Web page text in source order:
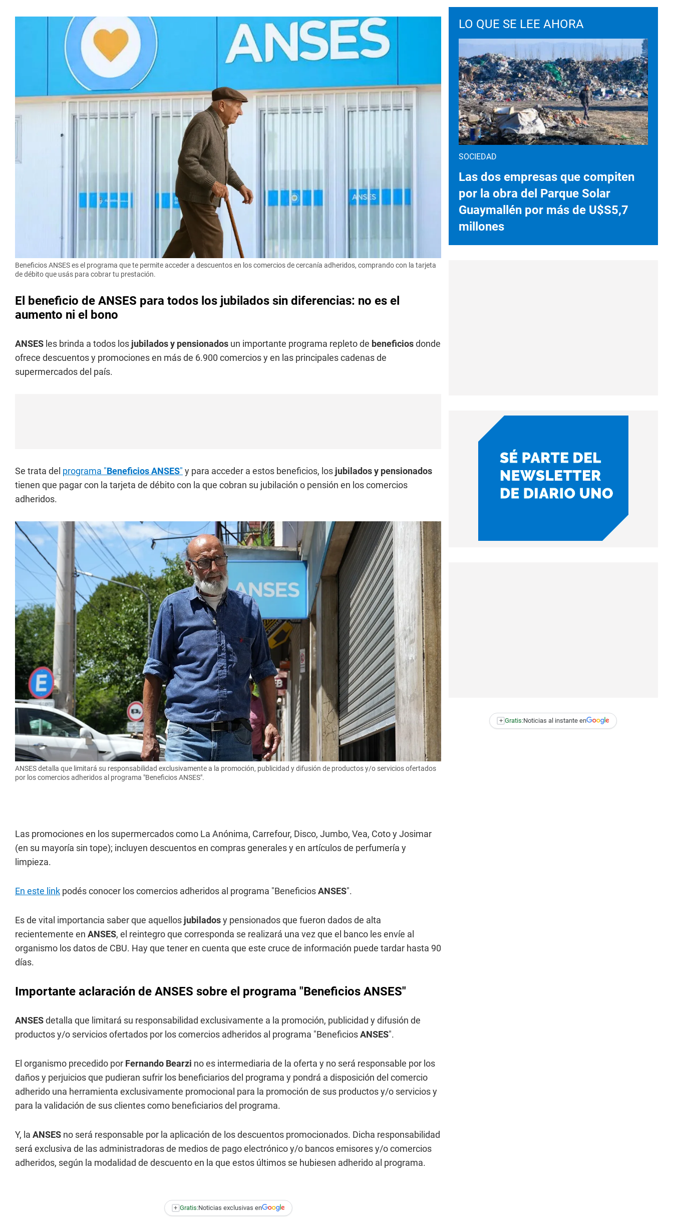
Beneficios ANSES es el programa que te permite acceder a descuentos en los comercios de cercanía adheridos, comprando con la tarjeta
de débito que usás para cobrar tu prestación.
El beneficio de ANSES para todos los jubilados sin diferencias: no es el
aumento ni el bono
ANSES les brinda a todos los jubilados y pensionados un importante programa repleto de beneficiosdonde
ofrece descuentos y promociones en más de 6.900 comercios y en las principales cadenas de
supermercados del país.
Se trata del programa "Beneficios ANSES" y para acceder a estos beneficios, los jubilados y pensionados
tienen que pagar con la tarjeta de débito con la que cobran su jubilación o pensión en los comercios
adheridos.
ANSES detalla que limitará su responsabilidad exclusivamente a la promoción, publicidad y difusión de productos y/o servicios ofertados
por los comercios adheridos al programa "Beneficios ANSES".
Las promociones en los supermercados como La Anónima, Carrefour, Disco, Jumbo, Vea, Coto y Josimar
(en su mayoría sin tope); incluyen descuentos en compras generales y en artículos de perfumería y
limpieza.
En este link podés conocer los comercios adheridos al programa "BeneficiosANSES".
Es de vital importancia saber que aquellos jubiladosy pensionados que fueron dados de alta
recientemente en ANSES, el reintegro que corresponda se realizará una vez que el banco les envíe al
organismo los datos de CBU. Hay que tener en cuenta que este cruce de información puede tardar hasta 90
días.
Importante aclaración de ANSES sobre el programa "Beneficios ANSES"
ANSESdetalla que limitará su responsabilidad exclusivamente a la promoción, publicidad y difusión de
productos y/o servicios ofertados por los comercios adheridos al programa "BeneficiosANSES".
El organismo precedido por Fernando Bearzi no es intermediaria de la oferta y no será responsable por los
daños y perjuicios que pudieran sufrir los beneficiarios del programa y pondrá a disposición del comercio
adherido una herramienta exclusivamente promocional para la promoción de sus productos y/o servicios y
para la validación de sus clientes como beneficiarios del programa.
Y, la ANSES no será responsable por la aplicación de los descuentos promocionados. Dicha responsabilidad
será exclusiva de las administradoras de medios de pago electrónico y/o bancos emisores y/o comercios
adheridos, según la modalidad de descuento en la que estos últimos se hubiesen adherido al programa.
+ Gratis:Noticias exclusivas en
LO QUE SE LEE AHORA
SOCIEDAD
Las dos empresas que compiten
por la obra del Parque Solar
Guaymallén por más de U$S5,7
millones
+ Gratis:Noticias al instante en